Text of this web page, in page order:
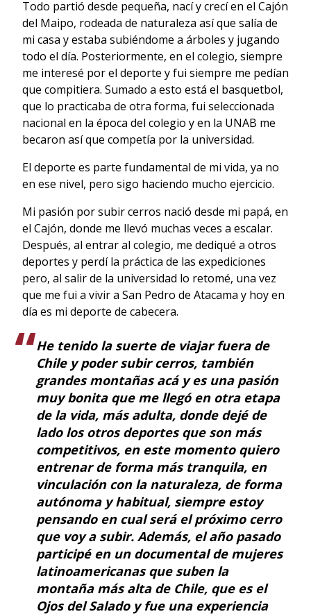
Todo partió desde pequeña, nací y crecí en el Cajón
del Maipo, rodeada de naturaleza así que salía de
mi casa y estaba subiéndome a árboles y jugando
todo el día. Posteriormente, en el colegio, siempre
me interesé por el deporte y fui siempre me pedían
que compitiera. Sumado a esto está el basquetbol,
que lo practicaba de otra forma, fui seleccionada
nacional en la época del colegio y en la UNAB me
becaron así que competía por la universidad.
El deporte es parte fundamental de mi vida, ya no
en ese nivel, pero sigo haciendo mucho ejercicio.
Mi pasión por subir cerros nació desde mi papá, en
el Cajón, donde me llevó muchas veces a escalar.
Después, al entrar al colegio, me dediqué a otros
deportes y perdí la práctica de las expediciones
pero, al salir de la universidad lo retomé, una vez
que me fui a vivir a San Pedro de Atacama y hoy en
día es mi deporte de cabecera.
He tenido la suerte de viajar fuera de
Chile y poder subir cerros, también
grandes montañas acá y es una pasión
muy bonita que me llegó en otra etapa
de la vida, más adulta, donde dejé de
lado los otros deportes que son más
competitivos, en este momento quiero
entrenar de forma más tranquila, en
vinculación con la naturaleza, de forma
autónoma y habitual, siempre estoy
pensando en cual será el próximo cerro
que voy a subir. Además, el año pasado
participé en un documental de mujeres
latinoamericanas que suben la
montaña más alta de Chile, que es el
Ojos del Salado y fue una experiencia